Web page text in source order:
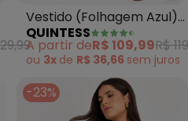
Vestido (Folhagem Azul)
com Bolsos e Mangas
Curtas
QUINTESS
A partir deR$ 109,99R$
ou 3x de R$ 36,66 sem juros
-23%